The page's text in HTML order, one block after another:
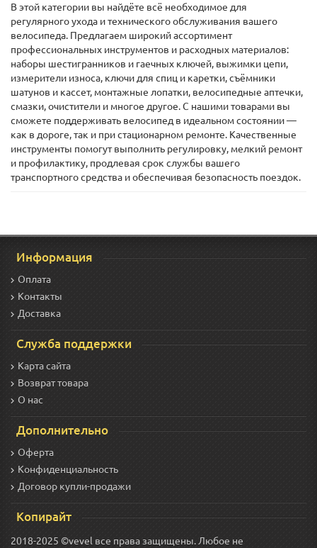
В этой категории вы найдёте всё необходимое для
регулярного ухода и технического обслуживания вашего
велосипеда. Предлагаем широкий ассортимент
профессиональных инструментов и расходных материалов:
наборы шестигранников и гаечных ключей, выжимки цепи,
измерители износа, ключи для спиц и каретки, съёмники
шатунов и кассет, монтажные лопатки, велосипедные аптечки,
смазки, очистители и многое другое. С нашими товарами вы
сможете поддерживать велосипед в идеальном состоянии —
как в дороге, так и при стационарном ремонте. Качественные
инструменты помогут выполнить регулировку, мелкий ремонт
и профилактику, продлевая срок службы вашего
транспортного средства и обеспечивая безопасность поездок.
Информация
Оплата
Контакты
Доставка
Служба поддержки
Карта сайта
Возврат товара
О нас
Дополнительно
Оферта
Конфиденциальность
Договор купли-продажи
Копирайт
2018-2025 ©vevel все права защищены. Любое не